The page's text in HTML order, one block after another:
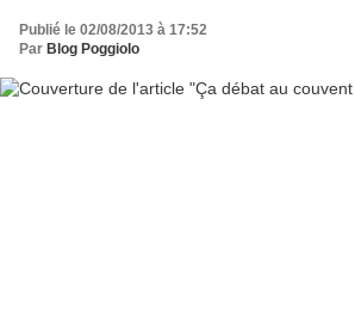
Publié le 02/08/2013 à 17:52
Par Blog Poggiolo